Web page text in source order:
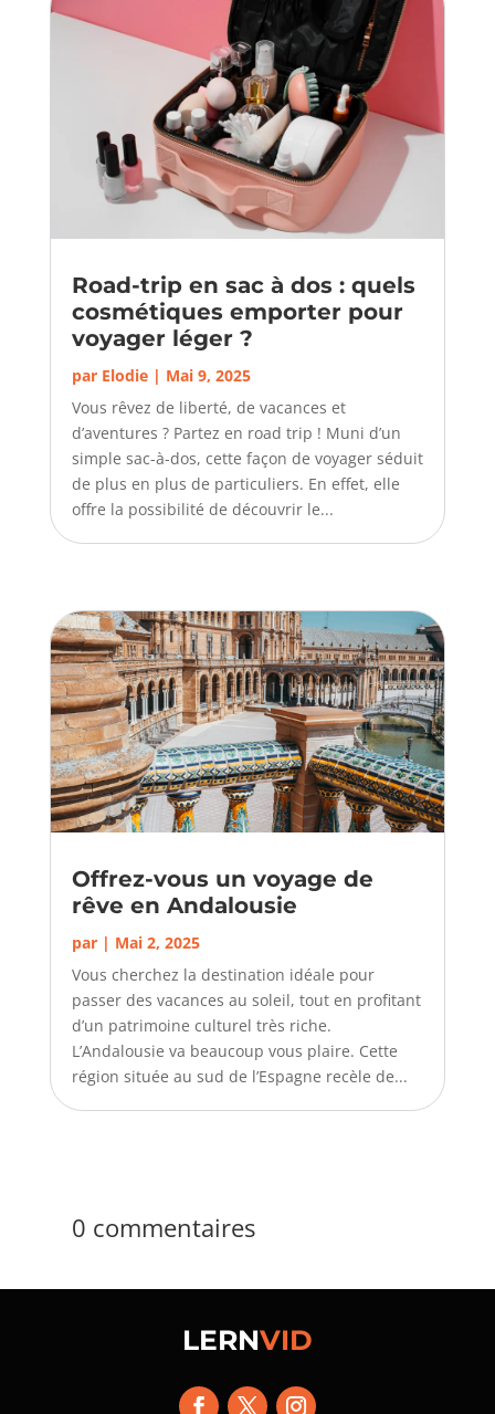
Road-trip en sac à dos : quels
cosmétiques emporter pour
voyager léger ?
par Elodie| Mai 9, 2025
Vous rêvez de liberté, de vacances et
d’aventures ? Partez en road trip ! Muni d’un
simple sac-à-dos, cette façon de voyager séduit
de plus en plus de particuliers. En effet, elle
offre la possibilité de découvrir le...
Offrez-vous un voyage de
rêve en Andalousie
par | Mai 2, 2025
Vous cherchez la destination idéale pour
passer des vacances au soleil, tout en profitant
d’un patrimoine culturel très riche.
L’Andalousie va beaucoup vous plaire. Cette
région située au sud de l’Espagne recèle de...
0 commentaires
LERNVID